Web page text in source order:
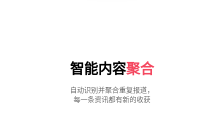
智能内容聚合
自动识别并聚合重复报道，
每一条资讯都有新的收获